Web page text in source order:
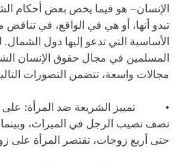
الإنسان– هو فيما يخص بعض أحكام
تبدو أنها، أو هي في الواقع، في
الأساسية التي تدعو إليها دول الشمال.
المسلمين في مجال حقوق الإنسان
مجالات واسعة، تتضمن التصورات
• تمييز الشريعة ضد المرأة: على
نصف نصيب الرجل في الميراث،
حتى أربع زوجات، تقتصر المرأة على